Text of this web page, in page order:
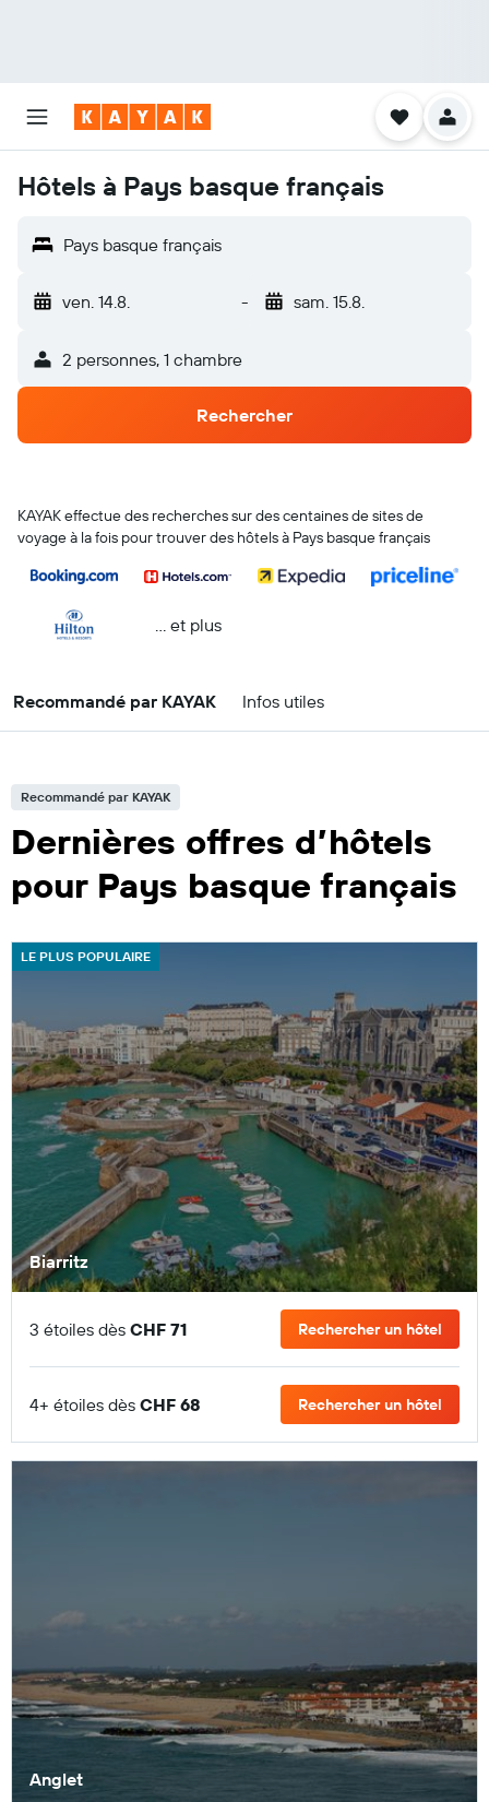
Hôtels à Pays basque français
Pays basque français
ven. 14.8. - sam. 15.8.
2 personnes, 1 chambre
Rechercher
KAYAK effectue des recherches sur des centaines de sites de
voyage à la fois pour trouver des hôtels à Pays basque français
… et plus
Recommandé par KAYAK Infos utiles
Recommandé par KAYAK
Dernières offres d’hôtels
pour Pays basque français
LE PLUS POPULAIRE
Biarritz
3 étoiles dès CHF 71 Rechercher un hôtel
4+ étoiles dès CHF 68 Rechercher un hôtel
Anglet